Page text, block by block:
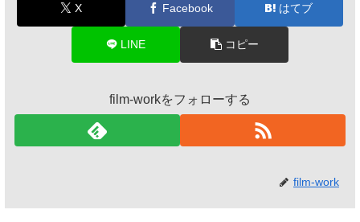
X Facebook はてブ
LINE コピー
film-workをフォローする
film-work